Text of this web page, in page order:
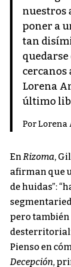
nuestros
poner a
tan
cercanos
Lorena
último
Por Lorena
EnRizoma,
afirman que
de huidas”:
pero también
Pienso en
Decepción,